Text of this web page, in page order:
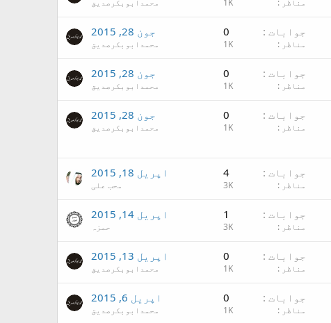
مناظر 1K محمدابوبکرصدیق
جوابات 0
مناظر 1K
جون 28, 2015
محمدابوبکرصدیق
جوابات 0
مناظر 1K
جون 28, 2015
محمدابوبکرصدیق
جوابات 0
مناظر 1K
جون 28, 2015
محمدابوبکرصدیق
جوابات 4
مناظر 3K
اپریل 18, 2015
محب علی
جوابات 1
مناظر 3K
اپریل 14, 2015
حمزہ
جوابات 0
مناظر 1K
اپریل 13, 2015
محمدابوبکرصدیق
جوابات 0
مناظر 1K
اپریل 6, 2015
محمدابوبکرصدیق